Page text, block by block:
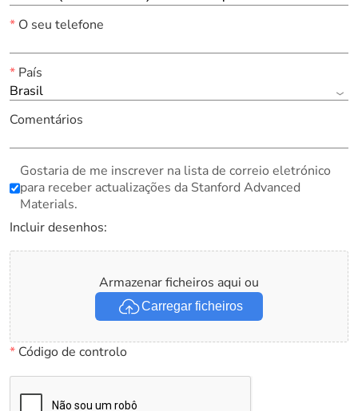
*O seu telefone
*País
Brasil
Comentários
Gostaria de me inscrever na lista de correio eletrónico
para receber actualizações da Stanford Advanced
Materials.
Incluir desenhos:
Armazenar ficheiros aqui ou
Carregar ficheiros
*Código de controlo